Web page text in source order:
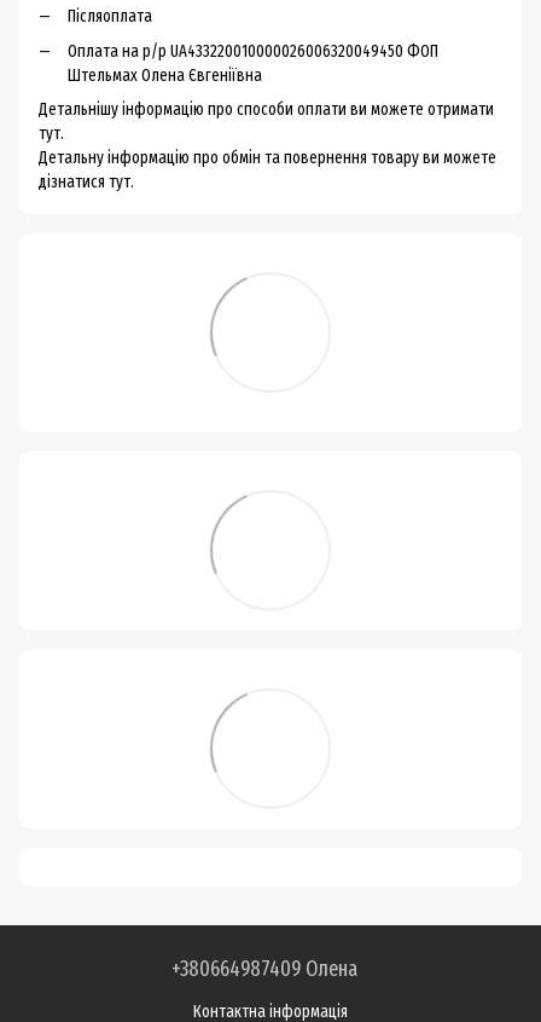
Післяоплата
Оплата на р/р UA433220010000026006320049450 ФОП
Штельмах Олена Євгеніївна
Детальнішу інформацію про способи оплати ви можете отримати
тут.
Детальну інформацію про обмін та повернення товару ви можете
дізнатися тут.
+380664987409 Олена
Контактна інформація